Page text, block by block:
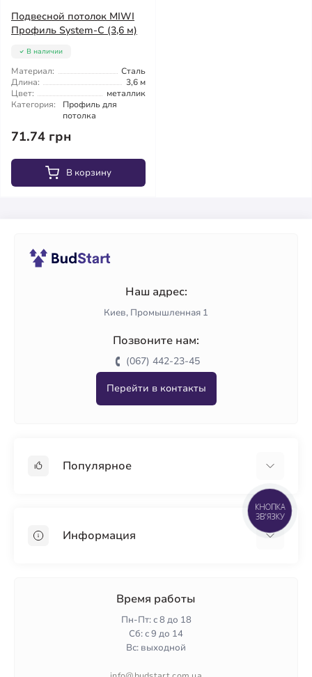
Подвесной потолок MIWI
Профиль System-C (3,6 м)
В наличии
Материал:
Сталь
Длина:
3,6 м
Цвет:
металлик
Категория:
Профиль для
потолка
71.74 грн
В корзину
Наш адрес:
Киев, Промышленная 1
Позвоните нам:
(067) 442-23-45
Перейти в контакты
Популярное
ПенопластИнформация
Политика конфиденциальности
Время работы
Пн-Пт: с 8 до 18
Сб: с 9 до 14
Вс: выходной
КНОПКА
ЗВ'ЯЗКУ